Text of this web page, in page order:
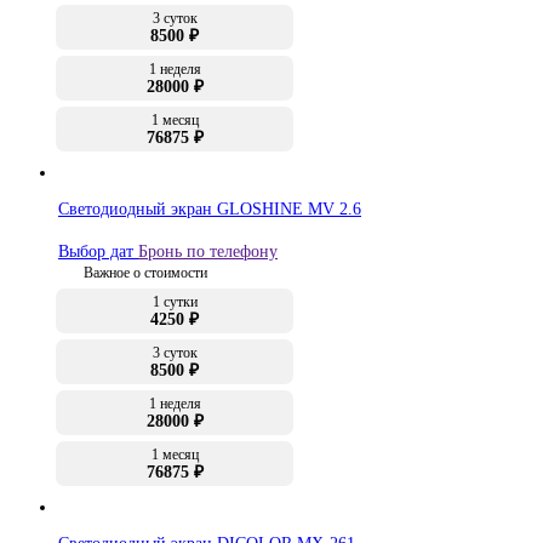
3 суток
8500 ₽
1 неделя
28000 ₽
1 месяц
76875 ₽
Светодиодный экран GLOSHINE MV 2.6
Выбор дат Бронь по телефону
Важное о стоимости
1 сутки
4250 ₽
3 суток
8500 ₽
1 неделя
28000 ₽
1 месяц
76875 ₽